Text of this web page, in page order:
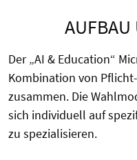
AUFBAU
Der „AI & Education“
Kombination von
zusammen. Die
sich individuell auf
zu spezialisieren.